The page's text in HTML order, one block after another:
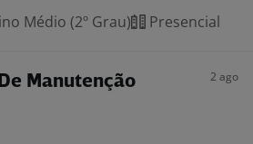
Médio (2º Grau) Presencial
Manutenção 2 ago